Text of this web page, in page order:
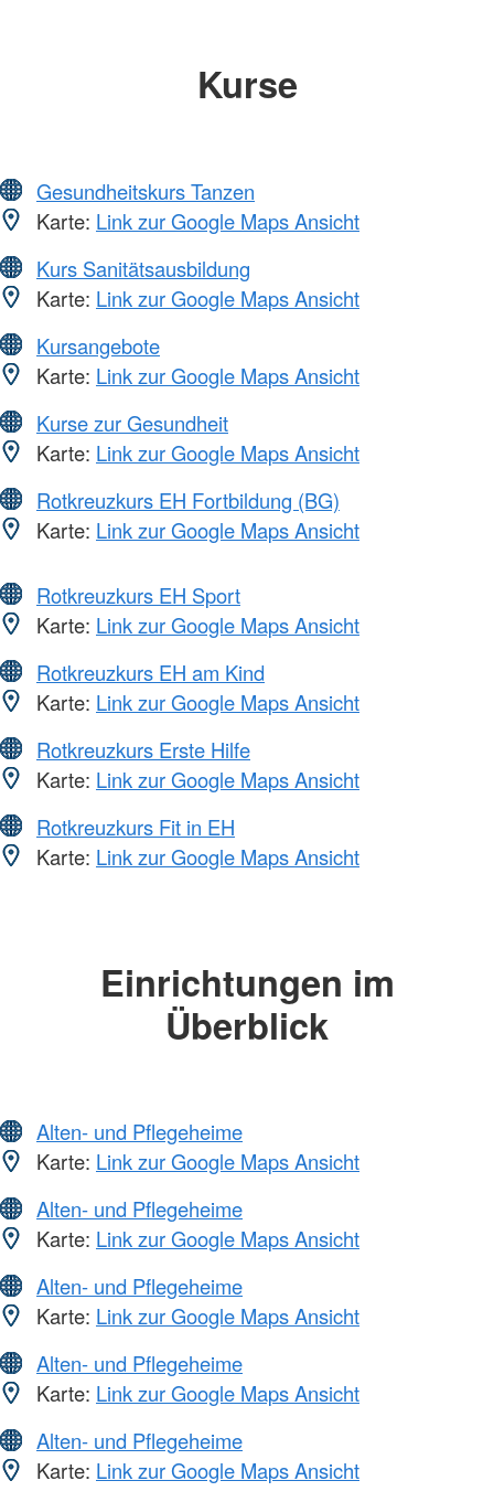
Kurse
Gesundheitskurs Tanzen
Karte: Link zur Google Maps Ansicht
Kurs Sanitätsausbildung
Karte: Link zur Google Maps Ansicht
Kursangebote
Karte: Link zur Google Maps Ansicht
Kurse zur Gesundheit
Karte: Link zur Google Maps Ansicht
Rotkreuzkurs EH Fortbildung (BG)
Karte: Link zur Google Maps Ansicht
Rotkreuzkurs EH Sport
Karte: Link zur Google Maps Ansicht
Rotkreuzkurs EH am Kind
Karte: Link zur Google Maps Ansicht
Rotkreuzkurs Erste Hilfe
Karte: Link zur Google Maps Ansicht
Rotkreuzkurs Fit in EH
Karte: Link zur Google Maps Ansicht
Einrichtungen im
Überblick
Alten- und Pflegeheime
Karte: Link zur Google Maps Ansicht
Alten- und Pflegeheime
Karte: Link zur Google Maps Ansicht
Alten- und Pflegeheime
Karte: Link zur Google Maps Ansicht
Alten- und Pflegeheime
Karte: Link zur Google Maps Ansicht
Alten- und Pflegeheime
Karte: Link zur Google Maps Ansicht